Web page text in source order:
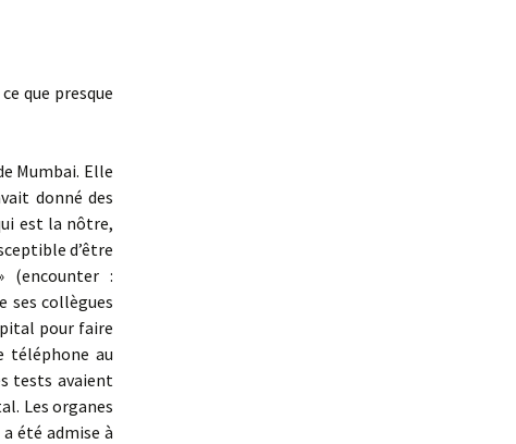
que presque
Mumbai. Elle
donné des
est la nôtre,
d’être
(encounter :
ses collègues
pour faire
téléphone au
tests avaient
Les organes
été admise à